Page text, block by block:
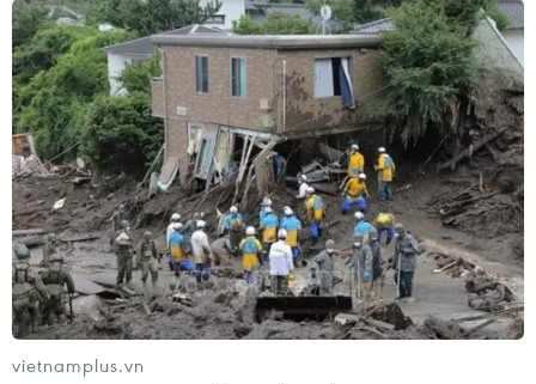
Toàn cảnh nỗ lực chế tạo vắcxin
chống đại dịch COVID-19 trên thế
giới
13/04/2020 07:55
Toàn cảnh dịch COVID-19 ở Việt
Nam sau ca nhiễm thứ 17
09/03/2020 08:41
vietnamplus.vn